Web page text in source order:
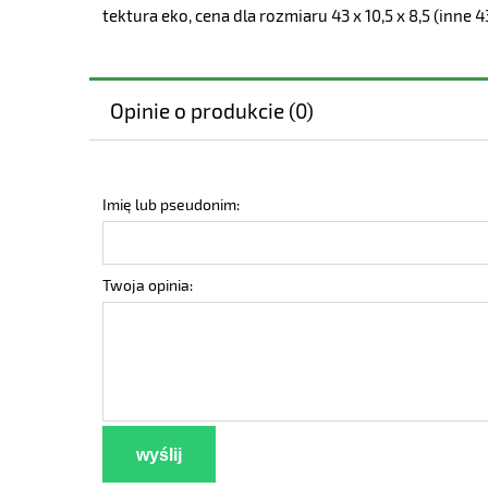
tektura eko, cena dla rozmiaru 43 x 10,5 x 8,5 (inne
Opinie o produkcie (0)
Imię lub pseudonim:
Twoja opinia:
wyślij